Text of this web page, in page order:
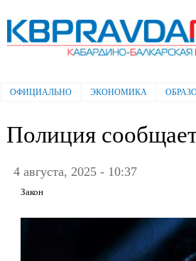
Электронная газета "Кабардино-
Балкарская правда"
Главное меню
ОФИЦИАЛЬНО ЭКОНОМИКА
Полиция
4 августа, 2025 - 10:37
Закон